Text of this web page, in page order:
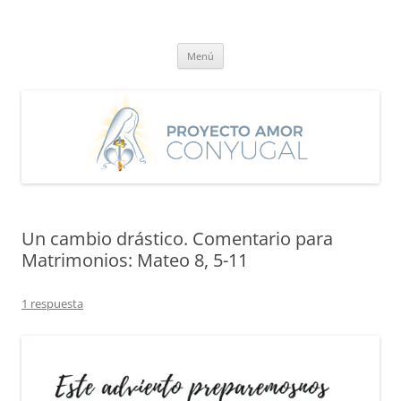
Menú
Un cambio drástico. Comentario para
Matrimonios: Mateo 8, 5-11
1 respuesta